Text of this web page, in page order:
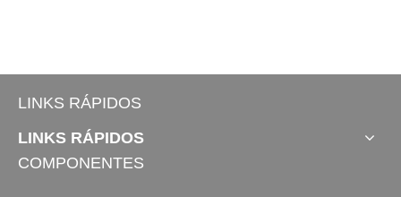
LINKS RÁPIDOS
LINKS RÁPIDOS
COMPONENTES